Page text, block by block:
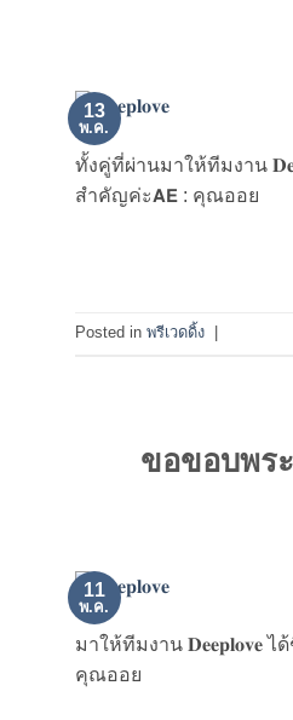
13
พ.ค.
ทั้งคู่ที่ผ่านมาให้ทีมงาน
สำคัญค่ะ𝗔𝗘 : คุณออย
Posted in พรีเวดดิ้ง
ขอขอบพร
11
พ.ค.
มาให้ทีมงาน 𝐃𝐞𝐞𝐩𝐥𝐨𝐯𝐞
คุณออย